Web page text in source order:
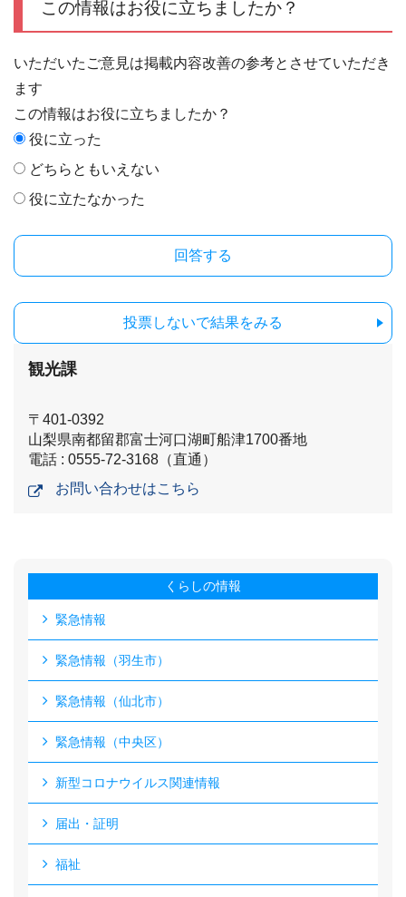
この情報はお役に立ちましたか？
いただいたご意見は掲載内容改善の参考とさせていただき
ます
この情報はお役に立ちましたか？
役に立った
どちらともいえない
役に立たなかった
投票しないで結果をみる
観光課
〒401-0392
山梨県南都留郡富士河口湖町船津1700番地
電話 : 0555-72-3168（直通）
お問い合わせはこちら
くらしの情報
緊急情報
緊急情報（羽生市）
緊急情報（仙北市）
緊急情報（中央区）
新型コロナウイルス関連情報
届出・証明
福祉